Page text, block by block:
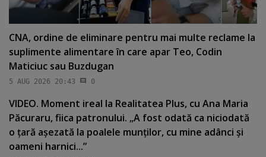
CNA, ordine de eliminare pentru mai multe reclame la
suplimente alimentare în care apar Teo, Codin
Maticiuc sau Buzdugan
5 AUG 2026 20:43 0
VIDEO. Moment ireal la Realitatea Plus, cu Ana Maria
Păcuraru, fiica patronului. „A fost odată ca niciodată
o ţară aşezată la poalele munţilor, cu mine adânci şi
oameni harnici...”